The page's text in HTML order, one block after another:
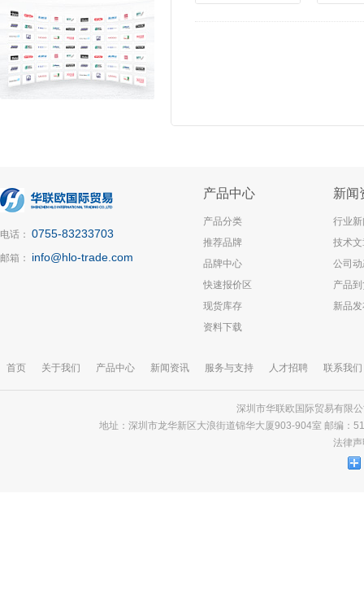
电话： 0755-83233703
邮箱： info@hlo-trade.com
产品中心
产品分类
推荐品牌
品牌中心
快速报价区
现货库存
资料下载
新闻
行业
技术
公司
产品
新品
首页 关于我们 产品中心 新闻资讯 服务与支持 人才招聘 联系我们
深圳市华联欧国际贸易有限
地址：深圳市龙华新区大浪街道锦华大厦903-904室 邮编
法律